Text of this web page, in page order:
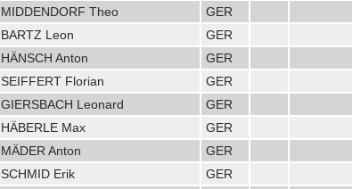
MIDDENDORF Theo
GER
BARTZ Leon
GER
HÄNSCH Anton
GER
SEIFFERT Florian
GER
GIERSBACH Leonard
GER
HÄBERLE Max
GER
MÄDER Anton
GER
SCHMID Erik
GER